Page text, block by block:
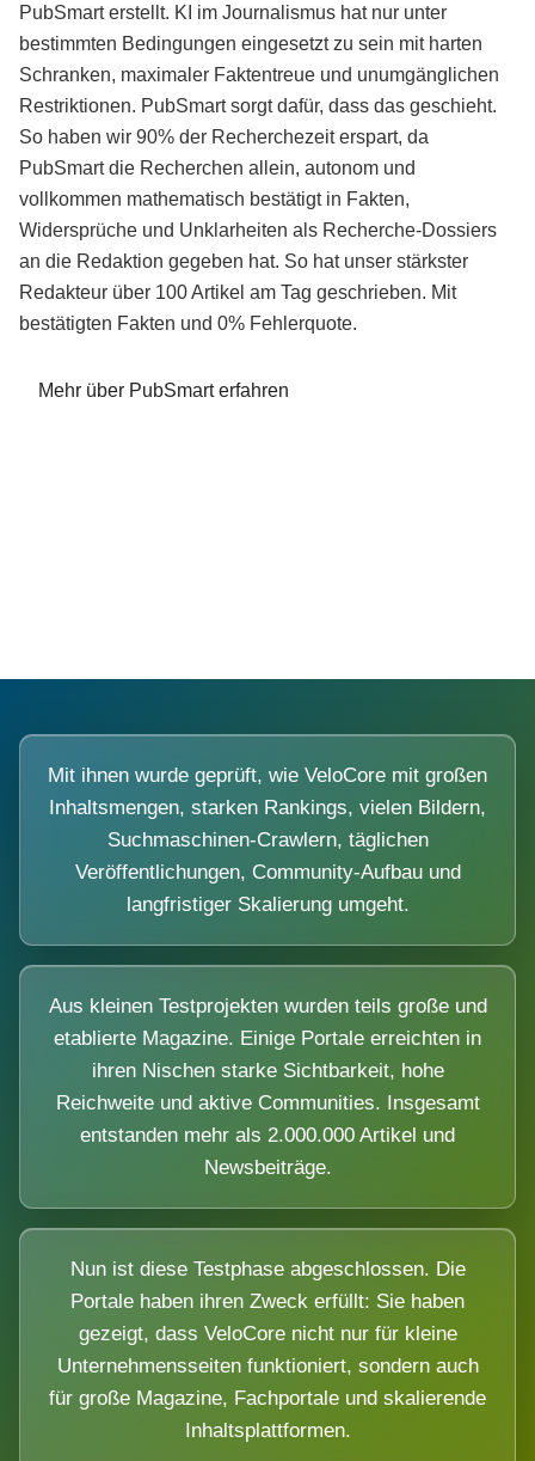
PubSmart erstellt. KI im Journalismus hat nur unter
bestimmten Bedingungen eingesetzt zu sein mit harten
Schranken, maximaler Faktentreue und unumgänglichen
Restriktionen. PubSmart sorgt dafür, dass das geschieht.
So haben wir 90% der Recherchezeit erspart, da
PubSmart die Recherchen allein, autonom und
vollkommen mathematisch bestätigt in Fakten,
Widersprüche und Unklarheiten als Recherche-Dossiers
an die Redaktion gegeben hat. So hat unser stärkster
Redakteur über 100 Artikel am Tag geschrieben. Mit
bestätigten Fakten und 0% Fehlerquote.
Mehr über PubSmart erfahren
Mit ihnen wurde geprüft, wie VeloCore mit großen
Inhaltsmengen, starken Rankings, vielen Bildern,
Suchmaschinen-Crawlern, täglichen
Veröffentlichungen, Community-Aufbau und
langfristiger Skalierung umgeht.
Aus kleinen Testprojekten wurden teils große und
etablierte Magazine. Einige Portale erreichten in
ihren Nischen starke Sichtbarkeit, hohe
Reichweite und aktive Communities. Insgesamt
entstanden mehr als 2.000.000 Artikel und
Newsbeiträge.
Nun ist diese Testphase abgeschlossen. Die
Portale haben ihren Zweck erfüllt: Sie haben
gezeigt, dass VeloCore nicht nur für kleine
Unternehmensseiten funktioniert, sondern auch
für große Magazine, Fachportale und skalierende
Inhaltsplattformen.